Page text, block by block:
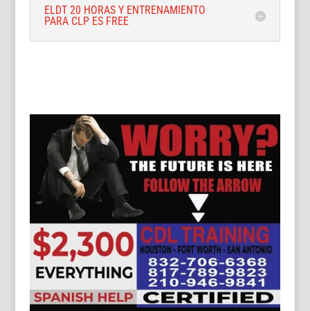
ELDT 20 HORAS Y ENTRENAMIENTO
PARA CLP ES FREE